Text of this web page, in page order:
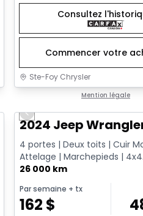
Consultez
Commencer votre
Ste-Foy Chrysler
Mention légale
slide
Très bonne offre
Previous slide
2024 Jeep
4 portes | Deux toits | Cuir
Attelage | Marchepieds | 4x4
Command-Trac
26 000 km
Par semaine + tx
162 $